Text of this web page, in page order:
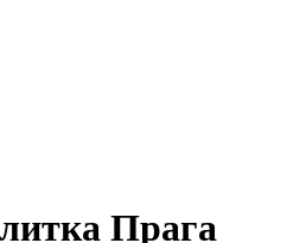
Прага